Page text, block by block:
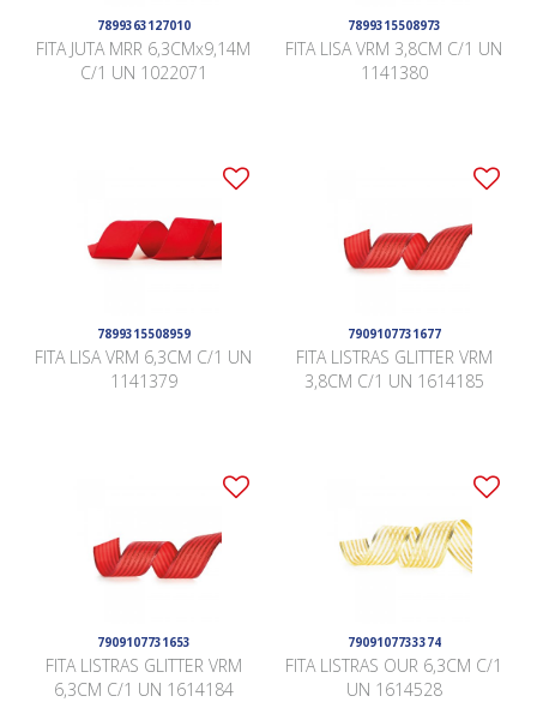
7899363127010
FITA JUTA MRR 6,3CMx9,14M
C/1 UN 1022071
7899315508973
FITA LISA VRM 3,8CM C/1 UN
1141380
7899315508959
FITA LISA VRM 6,3CM C/1 UN
1141379
7909107731677
FITA LISTRAS GLITTER VRM
3,8CM C/1 UN 1614185
7909107731653
FITA LISTRAS GLITTER VRM
6,3CM C/1 UN 1614184
7909107733374
FITA LISTRAS OUR 6,3CM C/1
UN 1614528